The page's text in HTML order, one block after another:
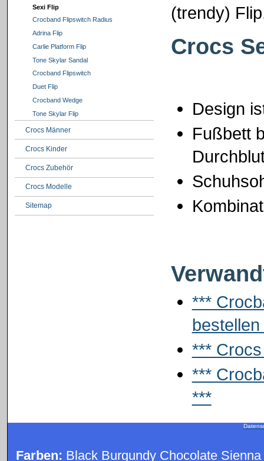
Sexi Flip
Crocband Flipswitch Radius
Adrina Flip
Carlie Platform Flip
Tone Skylar Sandal
Crocband Flipswitch
Duet Flip
Crocband Wedge
Tone Skylar Flip
Crocs Männer
Crocs Kinder
Crocs Zubehör
Crocs Modelle
Sitemap
(trendy)
Crocs
Design
Fußbett
***
bestellen
***
***
***
Farben: Black Burgundy Chocolate